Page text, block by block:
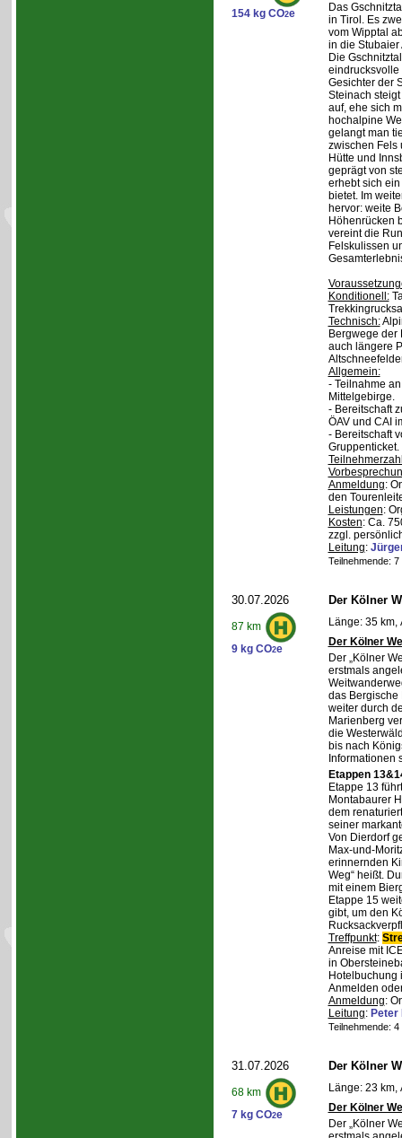
154 kg CO2e
Das
in Tirol. Es
vom Wipptal
in die Stubaier
Die
Gesichter der
Steinach
auf, ehe sich
hochalpine
gelangt man
zwischen Fels
Hütte und
geprägt von
erhebt sich
bietet. Im
hervor: weite
Höhenrücken
vereint die
Felskulissen
Konditionell:
Technisch:
Bergwege
auch längere
Allgemein:
- Teilnahme
Mittelgebirge.
- Bereitschaft
ÖAV und CAI
- Bereitschaft
Gruppenticket.
Anmeldung:
den
Leistungen:
Kosten: Ca.
zzgl.
Leitung:
Teilnehmende:
30.07.2026
87 km
9 kg CO2e
Der Kölner
Länge: 35 km,
Der Kölner
Der „Kölner
erstmals
das Bergische
weiter durch
Marienberg
die
bis nach
Informationen
Etappen
Etappe 13
Montabaurer
dem
seiner
Von Dierdorf
Max-und-
erinnernden
Weg“ heißt.
mit einem
Etappe 15
gibt, um den
Treffpunkt:
Anreise mit
in
Hotelbuchung
Anmelden
Anmeldung:
Leitung: Peter
Teilnehmende:
31.07.2026
68 km
7 kg CO2e
Der Kölner
Länge: 23 km,
Der Kölner
Der „Kölner